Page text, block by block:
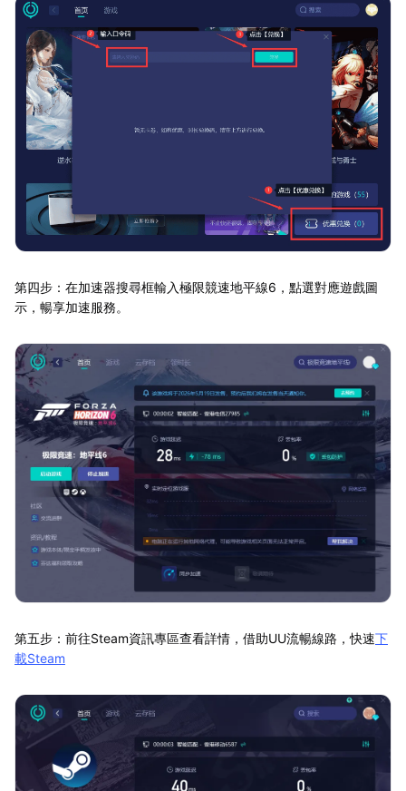
第四步：在加速器搜尋框輸入極限競速地平線6，點選對應遊戲圖
示，暢享加速服務。
第五步：前往Steam資訊專區查看詳情，借助UU流暢線路，快速下
載Steam